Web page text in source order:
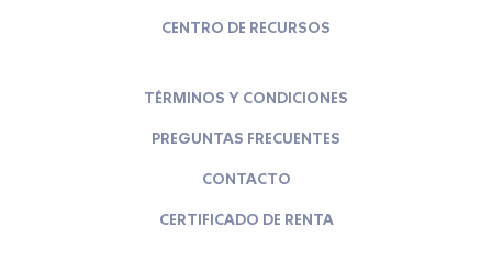
CENTRO DE RECURSOS
TÉRMINOS Y CONDICIONES
PREGUNTAS FRECUENTES
CONTACTO
CERTIFICADO DE RENTA